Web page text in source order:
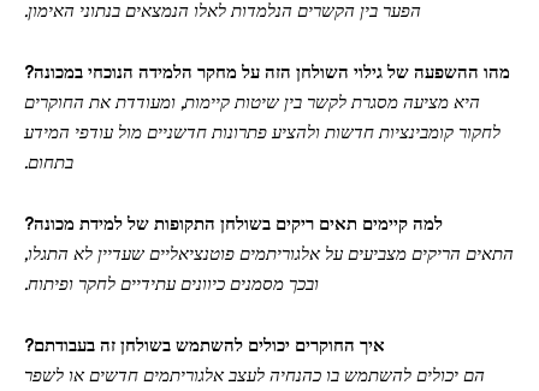
הפער בין הקשרים הנלמדות לאלו הנמצאים בנתוני האימון.
מהו ההשפעה של גילוי השולחן הזה על מחקר הלמידה הנוכחי במכונה?
היא מציעה מסגרת לקשר בין שיטות קיימות, ומעודדת את החוקרים
לחקור קומבינציות חדשות ולהציע פתרונות חדשניים מול עודפי המידע
בתחום.
למה קיימים תאים ריקים בשולחן התקופות של למידת מכונה?
התאים הריקים מצביעים על אלגוריתמים פוטנציאליים שעדיין לא התגלו,
ובכך מסמנים כיוונים עתידיים לחקר ופיתוח.
איך החוקרים יכולים להשתמש בשולחן זה בעבודתם?
הם יכולים להשתמש בו כהנחיה לעצב אלגוריתמים חדשים או לשפר